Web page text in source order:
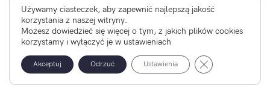
×
Korzystając ze strony zgadzasz się na używanie plików
cookies, które są instalowane na Twoim urządzeniu. Więcej
o plikach cookies oraz o możliwościach zmiany ich ustawień
dowiesz się w Polityce Prywatności.
Używamy ciasteczek, aby zapewnić najlepszą jakość
korzystania z naszej witryny.
Możesz dowiedzieć się więcej o tym, z jakich plików cookies
korzystamy i wyłączyć je w ustawieniach
Akceptuj Odrzuć Ustawienia Zamknij panel